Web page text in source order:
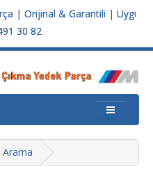
| Orijinal & Garantili | Uygun
30 82
Arama